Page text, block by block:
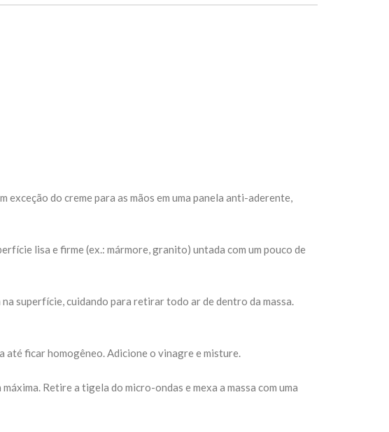
exceção do creme para as mãos em uma panela anti-aderente,
lisa e firme (ex.: mármore, granito) untada com um pouco de
superfície, cuidando para retirar todo ar de dentro da massa.
até ficar homogêneo. Adicione o vinagre e misture.
Retire a tigela do micro-ondas e mexa a massa com uma